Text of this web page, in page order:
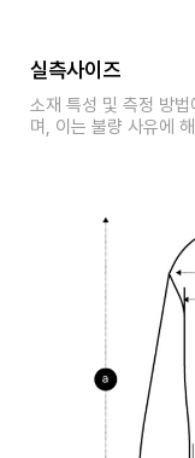
실측사이즈
소재 특성 및 측정 방
며, 이는 불량 사유에